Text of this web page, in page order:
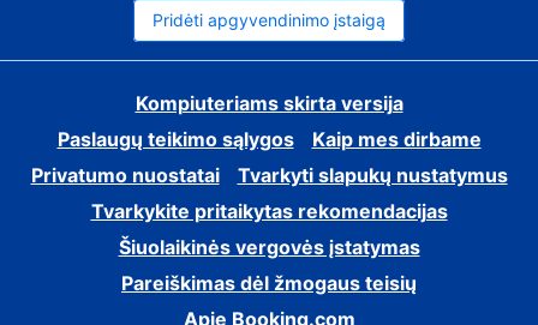
Pridėti apgyvendinimo įstaigą
Kompiuteriams skirta versija
Paslaugų teikimo sąlygos
Kaip mes dirbame
Privatumo nuostatai
Tvarkyti slapukų nustatymus
Tvarkykite pritaikytas rekomendacijas
Šiuolaikinės vergovės įstatymas
Pareiškimas dėl žmogaus teisių
Apie Booking.com